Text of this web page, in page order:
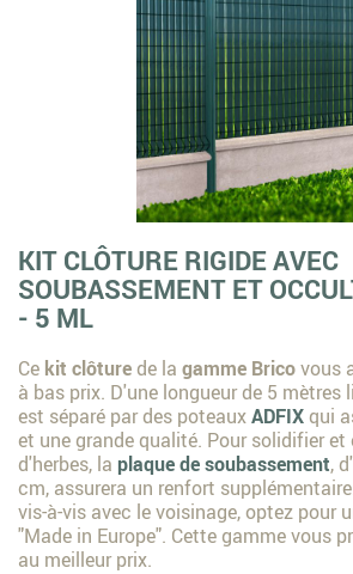
KIT CLÔTURE RIGIDE AVEC
SOUBASSEMENT ET
- 5 ML
Ce kit clôturede la gamme Bricovous
à bas prix. D'une longueur de 5 mètres
est séparé par des poteauxADFIXqui
et une grande qualité. Pour solidifier et
d'herbes, la plaque de soubassement,
cm, assurera un renfort
vis-à-vis avec le voisinage, optez pour
"Made in Europe". Cette gamme vous
au meilleur prix.